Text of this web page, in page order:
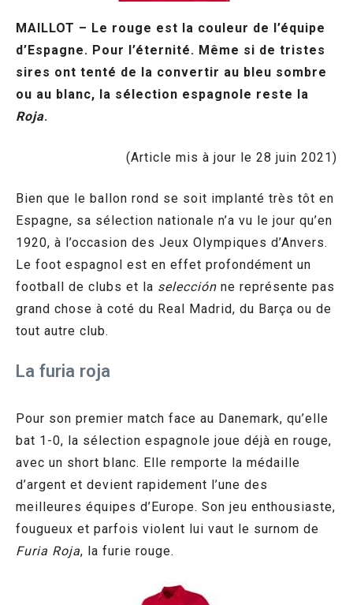
MAILLOT – Le rouge est la couleur de l’équipe
d’Espagne. Pour l’éternité. Même si de tristes
sires ont tenté de la convertir au bleu sombre
ou au blanc, la sélection espagnole reste la
Roja.
(Article mis à jour le 28 juin 2021)
Bien que le ballon rond se soit implanté très tôt en
Espagne, sa sélection nationale n’a vu le jour qu’en
1920, à l’occasion des Jeux Olympiques d’Anvers.
Le foot espagnol est en effet profondément un
football de clubs et la selección ne représente pas
grand chose à coté du Real Madrid, du Barça ou de
tout autre club.
La furia roja
Pour son premier match face au Danemark, qu’elle
bat 1-0, la sélection espagnole joue déjà en rouge,
avec un short blanc. Elle remporte la médaille
d’argent et devient rapidement l’une des
meilleures équipes d’Europe. Son jeu enthousiaste,
fougueux et parfois violent lui vaut le surnom de
Furia Roja, la furie rouge.